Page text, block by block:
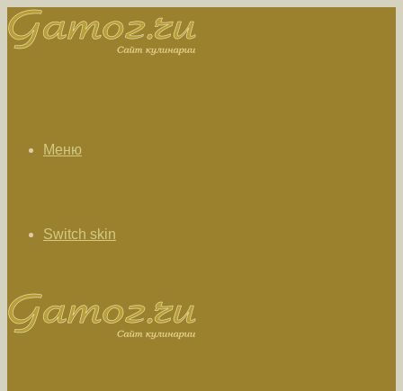
Меню
Switch skin